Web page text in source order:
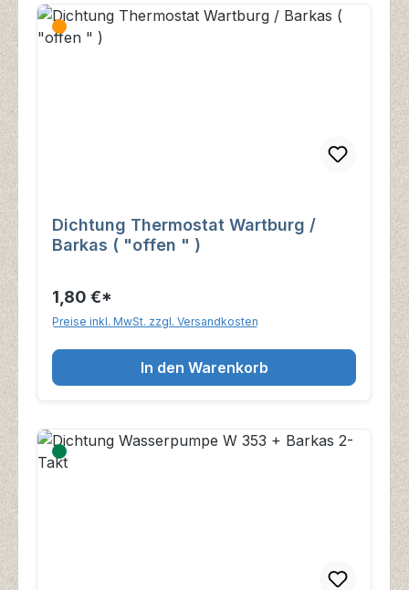
Dichtung Thermostat Wartburg /
Barkas ( "offen " )
1,80 €*
Preise inkl. MwSt. zzgl. Versandkosten
In den Warenkorb